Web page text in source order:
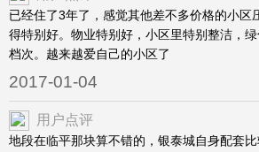
已经住了3年了，感觉其他差不多价格的小区
得特别好。物业特别好，小区里特别整洁，
档次。越来越爱自己的小区了
2017-01-04
用户点评
地段在临平那块算不错的，银泰城自身配套